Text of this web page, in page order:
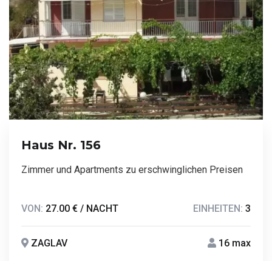
Haus Nr. 156
Zimmer und Apartments zu erschwinglichen Preisen
VON: 27.00 € / NACHT EINHEITEN: 3
ZAGLAV 16 max